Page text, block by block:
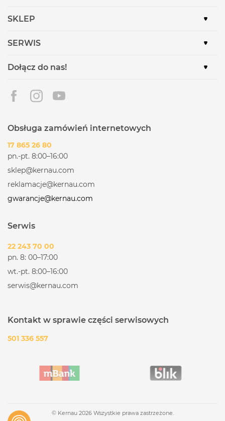
SKLEP
SERWIS
Dołącz do nas!
Obsługa zamówień internetowych
17 865 26 80
pn.-pt. 8:00–16:00
sklep@kernau.com
reklamacje@kernau.com
gwarancje@kernau.com
Serwis
22 243 70 00
pn. 8: 00–17:00
wt.-pt. 8:00–16:00
serwis@kernau.com
Kontakt w sprawie części serwisowych
501 336 557
© Kernau 2026 Wszystkie prawa zastrzeżone.